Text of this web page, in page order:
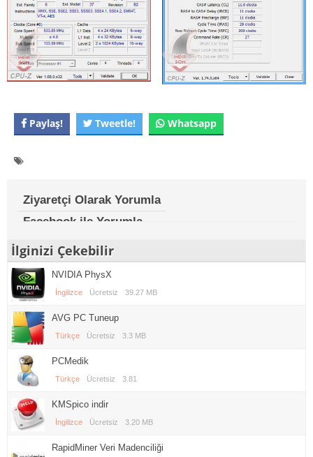
Paylaş! Tweetle! Whatsapp
Ziyaretçi Olarak Yorumla
Facebook ile Yorumla
İlginizi Çekebilir
NVIDIA PhysX
İngilizce Ücretsiz 39.27 MB
AVG PC Tuneup
Türkçe Ücretsiz 3.3 MB
PCMedik
Türkçe Ücretsiz 3.81
KMSpico indir
İngilizce Ücretsiz 3.20 MB
RapidMiner Veri Madenciliği